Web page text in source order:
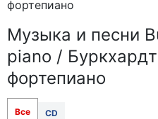
фортепиано
Музыка и песни
piano /
фортепиано
Все CD